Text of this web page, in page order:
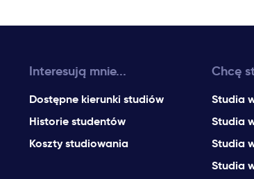
Interesują mnie...
Dostępne kierunki studiów
Historie studentów
Koszty studiowania
Chcę
Studia
Studia
Studia
Studia